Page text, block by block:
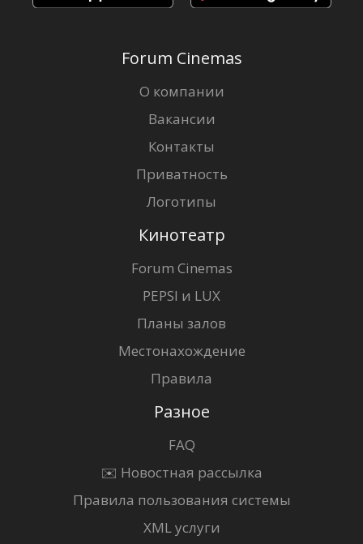
Forum Cinemas
О компании
Вакансии
Контакты
Приватность
Логотипы
Кинотеатр
Forum Cinemas
PEPSI и LUX
Планы залов
Местонахождение
Правила
Разное
FAQ
✉️ Новостная рассылка
Правила пользования системы
XML услуги